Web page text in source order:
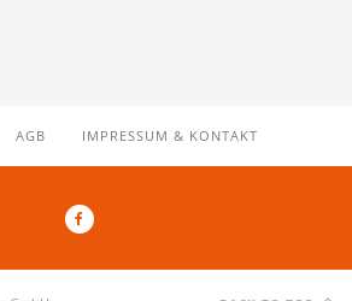
AGB IMPRESSUM & KONTAKT